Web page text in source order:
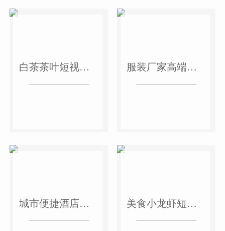
白茶茶叶短视频作品 服装厂家高端短视频作品
城市便捷酒店短视频案例 美食小龙虾短视频案例